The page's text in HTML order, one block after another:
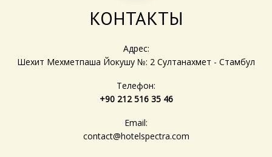
гостям, которые бронируют номер непосредственно
через наш веб-сайт или через администрацию отеля.
Присоединяйтесь к программе лояльности Hotel Spectra
уже сегодня и продолжайте получать вознаграждения за
КОНТАКТЫ
Адрес:
Шехит Мехметпаша Йокушу №: 2 Султанахмет - Стамбул
Телефон:
+90 212 516 35 46
Email:
contact@hotelspectra.com